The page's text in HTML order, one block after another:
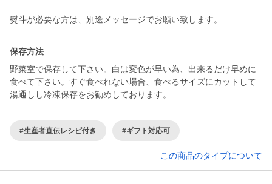
熨斗が必要な方は、別途メッセージでお願い致します。
保存方法
野菜室で保存して下さい。白は変色が早い為、出来るだけ早めに
食べて下さい。すぐ食べれない場合、食べるサイズにカットして
湯通しし冷凍保存をお勧めしております。
#生産者直伝レシピ付き #ギフト対応可
この商品のタイプについて